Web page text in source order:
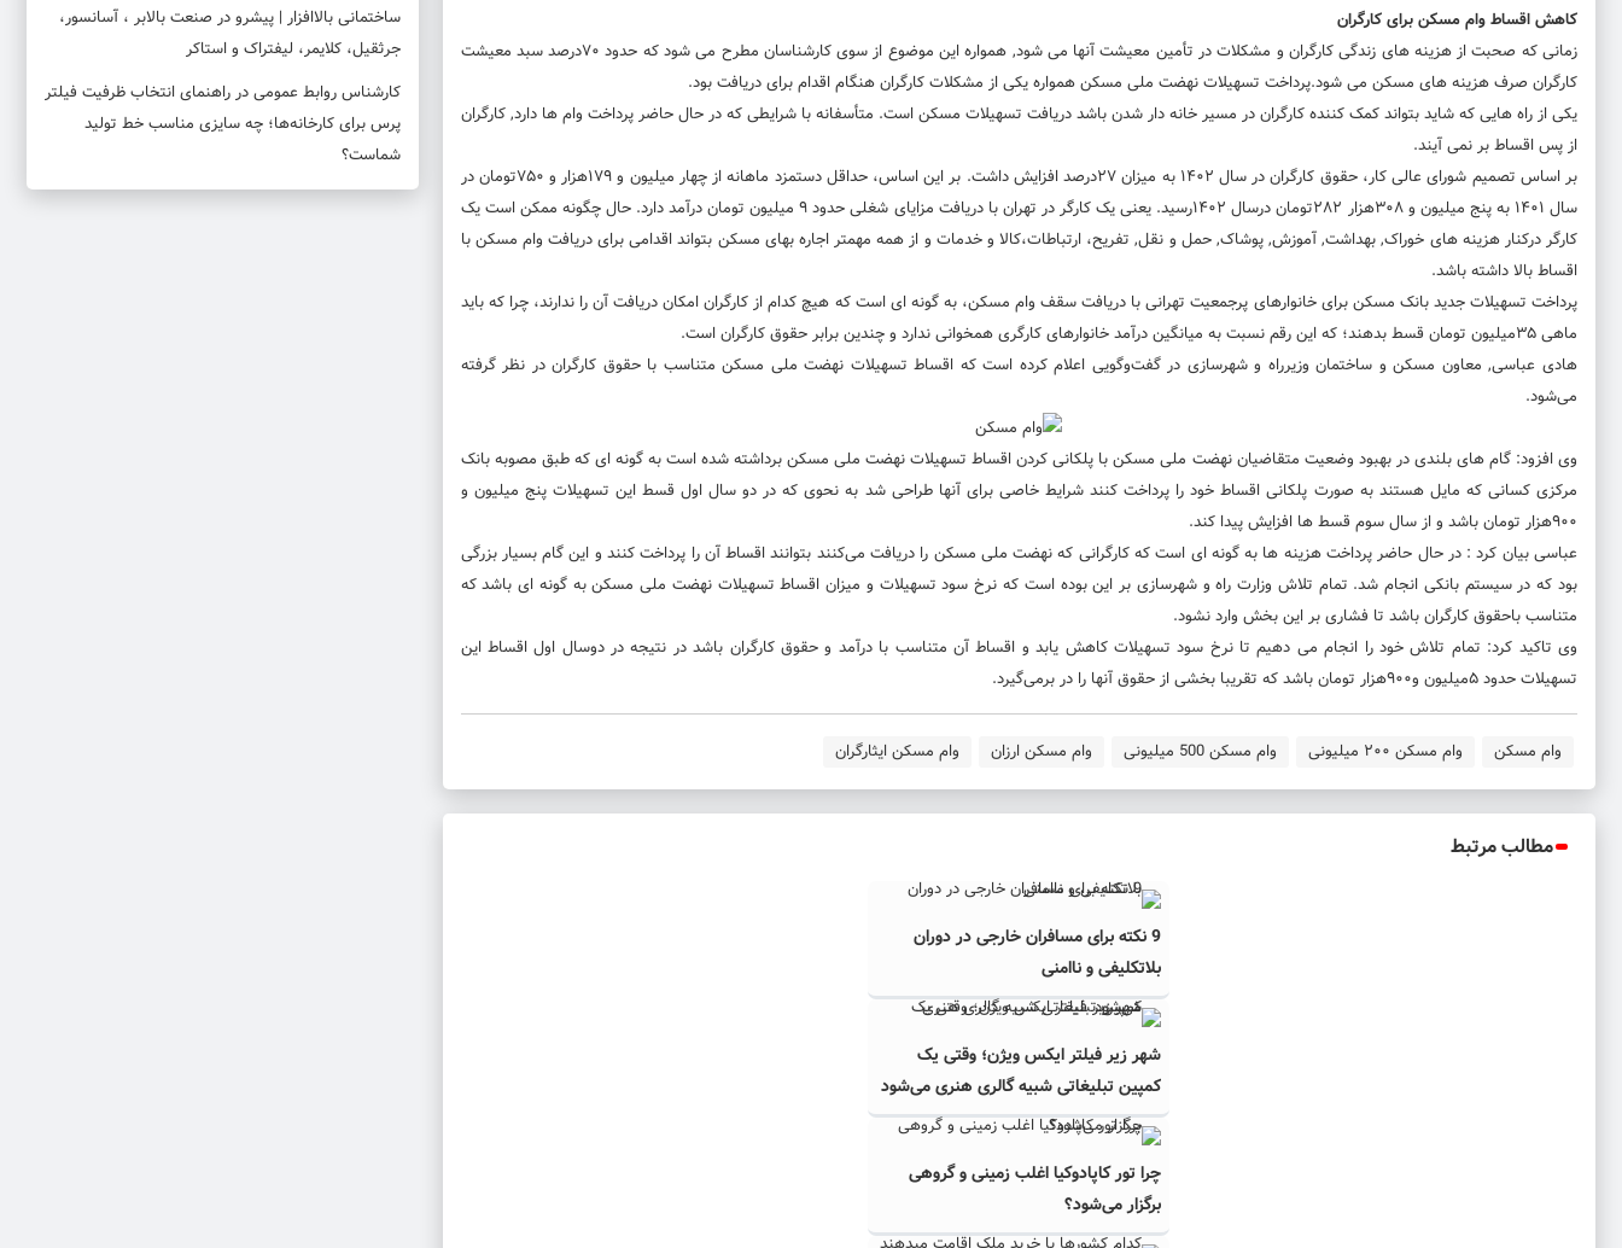
کاهش اقساط وام مسکن برای کارگران
زمانی که صحبت از هزینه های زندگی کارگران و مشکلات در تأمین معیشت آنها می شود, همواره این موضوع از سوی کارشناسان مطرح می شود که حدود ۷۰درصد سبد معیشت
کارگران صرف هزینه های مسکن می شود.پرداخت تسهیلات نهضت ملی مسکن همواره یکی از مشکلات کارگران هنگام اقدام برای دریافت بود.
یکی از راه هایی که شاید بتواند کمک کننده کارگران در مسیر خانه دار شدن باشد دریافت تسهیلات مسکن است. متأسفانه با شرایطی که در حال حاضر پرداخت وام ها دارد, کارگران
از پس اقساط بر نمی آیند.
بر اساس تصمیم شورای عالی کار، حقوق کارگران در سال ۱۴۰۲ به میزان ۲۷درصد افزایش داشت. بر این اساس، حداقل دستمزد ماهانه از چهار میلیون و ۱۷۹هزار و ۷۵۰تومان در
سال ۱۴۰۱ به پنج میلیون و ۳۰۸هزار ۲۸۲تومان درسال ۱۴۰۲رسید. یعنی یک کارگر در تهران با دریافت مزایای شغلی حدود ۹ میلیون تومان درآمد دارد. حال چگونه ممکن است یک
کارگر درکنار هزینه های خوراک, بهداشت, آموزش, پوشاک, حمل و نقل, تفریح، ارتباطات،کالا و خدمات و از همه مهمتر اجاره بهای مسکن بتواند اقدامی برای دریافت وام مسکن با
اقساط بالا داشته باشد.
پرداخت تسهیلات جدید بانک مسکن برای خانوارهای پرجمعیت تهرانی با دریافت سقف وام مسکن، به گونه ای است که هیچ کدام از کارگران امکان دریافت آن را ندارند، چرا که باید
ماهی ۳۵میلیون تومان قسط بدهند؛ که این رقم نسبت به میانگین درآمد خانوارهای کارگری همخوانی ندارد و چندین برابر حقوق کارگران است.
هادی عباسی, معاون مسکن و ساختمان وزیرراه و شهرسازی در گفت‌وگویی اعلام کرده است که اقساط تسهیلات نهضت ملی مسکن متناسب با حقوق کارگران در نظر گرفته
می‌شود.
وی افزود: گام های بلندی در بهبود وضعیت متقاضیان نهضت ملی مسکن با پلکانی کردن اقساط تسهیلات نهضت ملی مسکن برداشته شده است به گونه ای که طبق مصوبه بانک
مرکزی کسانی که مایل هستند به صورت پلکانی اقساط خود را پرداخت کنند شرایط خاصی برای آنها طراحی شد به نحوی که در دو سال اول قسط این تسهیلات پنج میلیون و
۹۰۰هزار تومان باشد و از سال سوم قسط ها افزایش پیدا کند.
عباسی بیان کرد : در حال حاضر پرداخت هزینه ها به گونه ای است که کارگرانی که نهضت ملی مسکن را دریافت می‌کنند بتوانند اقساط آن را پرداخت کنند و این گام بسیار بزرگی
بود که در سیستم بانکی انجام شد. تمام تلاش وزارت راه و شهرسازی بر این بوده است که نرخ سود تسهیلات و میزان اقساط تسهیلات نهضت ملی مسکن به گونه ای باشد که
متناسب باحقوق کارگران باشد تا فشاری بر این بخش وارد نشود.
وی تاکید کرد: تمام تلاش خود را انجام می دهیم تا نرخ سود تسهیلات کاهش یابد و اقساط آن متناسب با درآمد و حقوق کارگران باشد در نتیجه در دوسال اول اقساط این
تسهیلات حدود ۵میلیون و۹۰۰هزار تومان باشد که تقریبا بخشی از حقوق آنها را در برمی‌گیرد.
وام مسکن وام مسکن ۲۰۰ میلیونی وام مسکن 500 میلیونی وام مسکن ارزان وام مسکن ایثارگران
مطالب مرتبط
9 نکته برای مسافران خارجی در دوران
بلاتکلیفی و ناامنی
شهر زیر فیلتر ایکس ویژن؛ وقتی یک
کمپین تبلیغاتی شبیه گالری هنری می‌شود
چرا تور کاپادوکیا اغلب زمینی و گروهی
برگزار می‌شود؟
ساختمانی بالاافزار | پیشرو در صنعت بالابر ، آسانسور،
جرثقیل، کلایمر، لیفتراک و استاکر
کارشناس روابط عمومیدر راهنمای انتخاب ظرفیت فیلتر
پرس برای کارخانه‌ها؛ چه سایزی مناسب خط تولید
شماست؟